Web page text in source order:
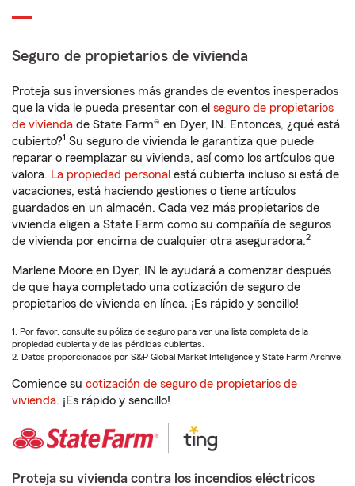
Seguro de propietarios de vivienda
Proteja sus inversiones más grandes de eventos inesperados
que la vida le pueda presentar con el seguro de propietarios
de vivienda de State Farm® en Dyer, IN. Entonces, ¿qué está
cubierto?1 Su seguro de vivienda le garantiza que puede
reparar o reemplazar su vivienda, así como los artículos que
valora. La propiedad personal está cubierta incluso si está de
vacaciones, está haciendo gestiones o tiene artículos
guardados en un almacén. Cada vez más propietarios de
vivienda eligen a State Farm como su compañía de seguros
de vivienda por encima de cualquier otra aseguradora.2
Marlene Moore en Dyer, IN le ayudará a comenzar después
de que haya completado una cotización de seguro de
propietarios de vivienda en línea. ¡Es rápido y sencillo!
1. Por favor, consulte su póliza de seguro para ver una lista completa de la
propiedad cubierta y de las pérdidas cubiertas.
2. Datos proporcionados por S&P Global Market Intelligence y State Farm Archive.
Comience su cotización de seguro de propietarios de
vivienda. ¡Es rápido y sencillo!
Proteja su vivienda contra los incendios eléctricos